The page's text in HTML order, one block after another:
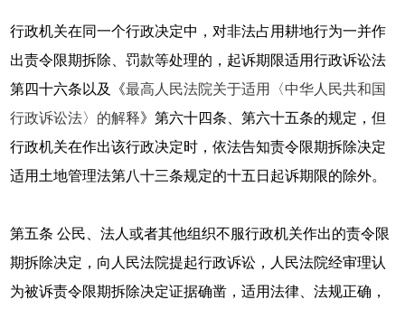
行政机关在同一个行政决定中，对非法占用耕地行为一并作
出责令限期拆除、罚款等处理的，起诉期限适用行政诉讼法
第四十六条以及《最高人民法院关于适用〈中华人民共和国
行政诉讼法〉的解释》第六十四条、第六十五条的规定，但
行政机关在作出该行政决定时，依法告知责令限期拆除决定
适用土地管理法第八十三条规定的十五日起诉期限的除外。
第五条 公民、法人或者其他组织不服行政机关作出的责令限
期拆除决定，向人民法院提起行政诉讼，人民法院经审理认
为被诉责令限期拆除决定证据确凿，适用法律、法规正确，